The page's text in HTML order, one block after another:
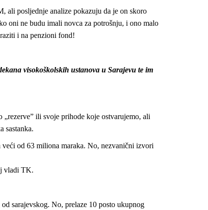
posljednje analize pokazuju da je on skoro
oni ne budu imali novca za potrošnju, i ono malo
i na penzioni fond!
visokoškolskih ustanova u Sarajevu te im
ili svoje prihode koje ostvarujemo, ali
sastanka.
od 63 miliona maraka. No, nezvanični izvori
vladi TK.
sarajevskog. No, prelaze 10 posto ukupnog